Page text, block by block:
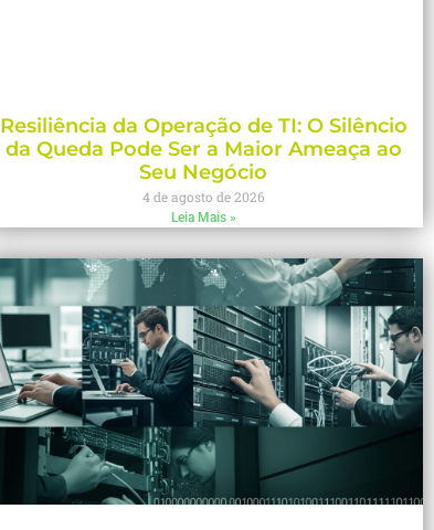
Resiliência da Operação de TI: O Silêncio
da Queda Pode Ser a Maior Ameaça ao
Seu Negócio
4 de agosto de 2026
Leia Mais »